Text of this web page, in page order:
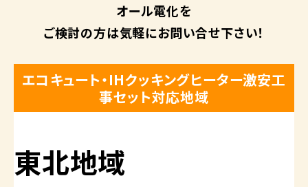
オール電化を
ご検討の方は気軽にお問い合せ下さい！
エコキュート・IHクッキングヒーター激安工
事セット対応地域
東北地域